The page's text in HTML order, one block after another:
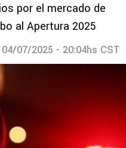
por el mercado de
al Apertura 2025
07/2025 - 20:04hs CST